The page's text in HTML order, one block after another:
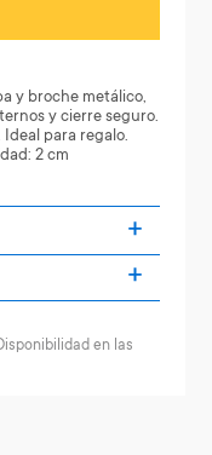
y broche metálico,
y cierre seguro.
para regalo.
2 cm
en las